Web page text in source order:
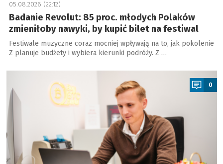
05.08.2026 (22:12)
Badanie Revolut: 85 proc. młodych Polaków
zmieniłoby nawyki, by kupić bilet na festiwal
Festiwale muzyczne coraz mocniej wpływają na to, jak pokolenie
Z planuje budżety i wybiera kierunki podróży. Z …
a
0